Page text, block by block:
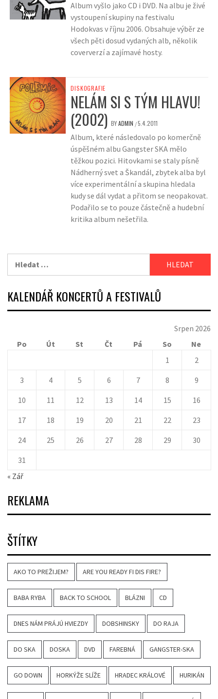
Album vyšlo jako CD i DVD. Na albu je živé
vystoupení skupiny na festivalu
Hodokvas v říjnu 2006. Obsahuje výběr ze
všech pěti dosud vydaných alb, několik
coververzí a zajímavé hosty.
DISKOGRAFIE
NELÁM SI S TÝM HLAVU!
(2002) BYADMIN /5.4.2011
Album, které následovalo po komerčně
úspěšném albu Gangster SKA mělo
těžkou pozici. Hitovkami se staly písně
Nádherný svet a Škandál, zbytek alba byl
více experimentální a skupina hledala
kudy se dál vydat a přitom se neopakovat.
Podařilo se to pouze částečně a hudební
kritika album nešetřila.
KALENDÁŘ KONCERTŮ A FESTIVALŮ
Srpen 2026
Po
Út St Čt Pá So
Ne
1
2
3 4 5 6 7 8 9
10 11 12 13 14 15 16
17 18 19 20 21 22 23
24 25 26 27 28 29 30
31
« Zář
REKLAMA
ŠTÍTKY
AKO TO PREŽIJEM? ARE YOU READY FI DIS FIRE?
BABA RYBA BACK TO SCHOOL BLÁZNI CD
DNES NÁM PRÁJÚ HVIEZDY DOBSHINSKY DO RAJA
DO SKA DOSKA DVD FAREBNÁ GANGSTER-SKA
GO DOWN HORKÝŽE SLÍŽE HRADEC KRÁLOVÉ HURIKÁN